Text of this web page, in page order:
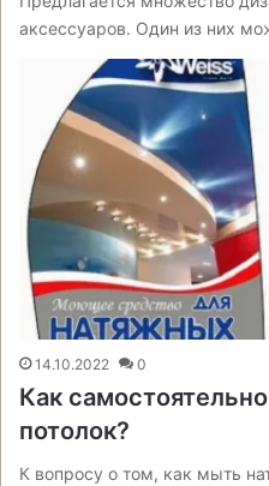
аксессуаров. Один из них
14.10.2022 0
Как
потолок?
К вопросу о том, как мыть